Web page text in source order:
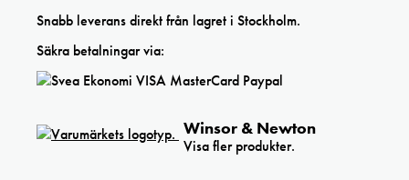
Snabb leverans direkt från lagret i Stockholm.
Säkra betalningar via:
Winsor & Newton
Visa fler produkter.